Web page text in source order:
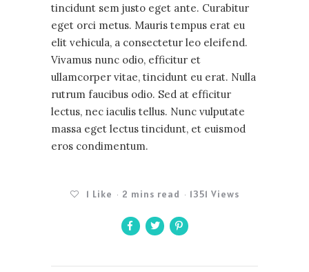
tincidunt sem justo eget ante. Curabitur
eget orci metus. Mauris tempus erat eu
elit vehicula, a consectetur leo eleifend.
Vivamus nunc odio, efficitur et
ullamcorper vitae, tincidunt eu erat. Nulla
rutrum faucibus odio. Sed at efficitur
lectus, nec iaculis tellus. Nunc vulputate
massa eget lectus tincidunt, et euismod
eros condimentum.
1 Like 2 mins read 1351 Views